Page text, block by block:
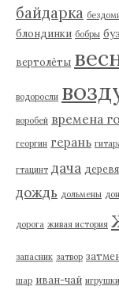
байдарка
блондинки бобры
вертолёты
водоросли
воробей времена
георгин герань
гтацинт дача
дождь дольмены
дорога живая история
запасник затвор
шар иван-чай игрушки